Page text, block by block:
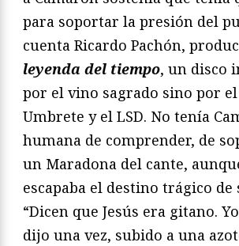
para soportar la presión del
cuenta Ricardo Pachón,
leyenda del tiempo, un disco
por el vino sagrado sino por
Umbrete y el LSD. No tenía
humana de comprender, de
un Maradona del cante,
escapaba el destino trágico de
“Dicen que Jesús era gitano.
dijo una vez, subido a una